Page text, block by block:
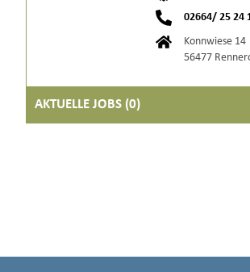
02664/ 25 24
Konnwiese 14
56477
AKTUELLE JOBS (0)